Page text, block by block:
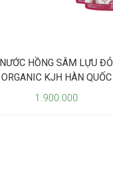
NƯỚC HỒNG SÂM LỰU ĐỎ
ORGANIC KJH HÀN QUỐC
1.900.000